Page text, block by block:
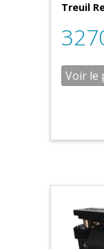
Treuil
Voir le